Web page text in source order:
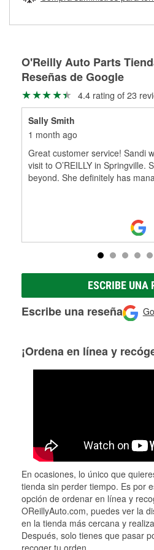
partes de reemplazo correctas
O'Reilly Auto Parts
Reseñas de Google
4.4 rating of 23
Sally Smith
1 month ago
Great customer service! Sandi
visit to O’REILLY in Springville.
beyond. She definitely has
ESCRIBE UNA
Escribe una reseña
¡Ordena en línea y
En ocasiones, lo único que
tienda sin perder tiempo. Es por
opción de ordenar en línea y
OReillyAuto.com, puedes ver la
en la tienda más cercana y
Después, solo tienes que pasar
recoger tu orden.